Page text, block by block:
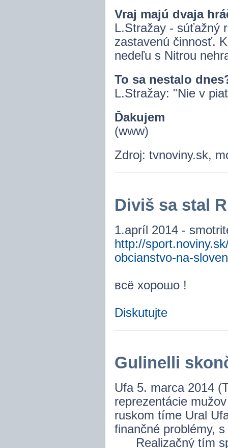
Vraj majú dvaja
L.Stražay - súťažný
zastavenú činnosť.
nedeľu s Nitrou
To sa nestalo
L.Stražay: "Nie v
Ďakujem
(www)
Zdroj: tvnoviny.sk,
Diviš sa stal
1.apríl 2014 -
http://
obcianstvo-na-
всё хорошо !
Diskutujte
Gulinelli
Ufa 5. marca 2014
reprezentácie
ruskom tíme Ural
finančné problémy,
Realizačný tím